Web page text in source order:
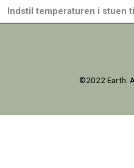
Indstil temperaturen i stuen
©2022 Earth.